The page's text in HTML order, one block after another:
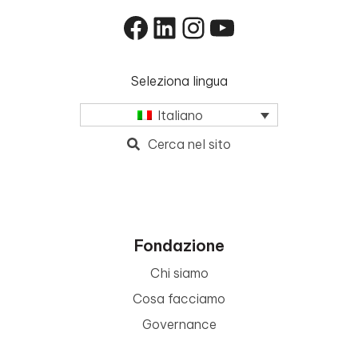
Facebook
LinkedIn
Instagram
YouTube
Seleziona lingua
Italiano
Cerca nel sito
Fondazione
Chi siamo
Cosa facciamo
Governance